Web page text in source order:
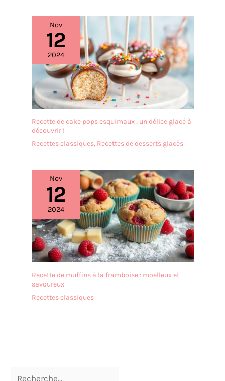
Laguiole est la garantie
d'une signature raffinée
pour des tables
authentiques au
quotidien.
Nov
12
2024
Recette de cake pops esquimaux : un délice glacé à
découvrir !
Recettes classiques, Recettes de desserts glacés
Nov
12
2024
Recette de muffins à la framboise : moelleux et
savoureux
Recettes classiques